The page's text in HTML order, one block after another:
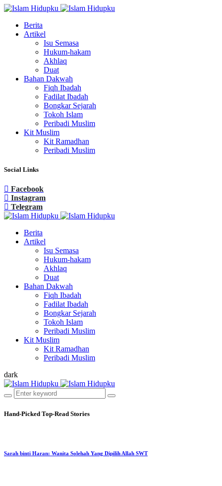
Berita
Artikel
Isu Semasa
Hukum-hakam
Akhlaq
Duat
Bahan Dakwah
Fiqh Ibadah
Fadilat Ibadah
Bongkar Sejarah
Tokoh Islam
Peribadi Muslim
Kit Muslim
Kit Ramadhan
Peribadi Muslim
Social Links
Facebook
Instagram
Telegram
Berita
Artikel
Isu Semasa
Hukum-hakam
Akhlaq
Duat
Bahan Dakwah
Fiqh Ibadah
Fadilat Ibadah
Bongkar Sejarah
Tokoh Islam
Peribadi Muslim
Kit Muslim
Kit Ramadhan
Peribadi Muslim
dark
Hand-Picked Top-Read Stories
Sarah binti Haran: Wanita Solehah Yang Dipilih Allah SWT